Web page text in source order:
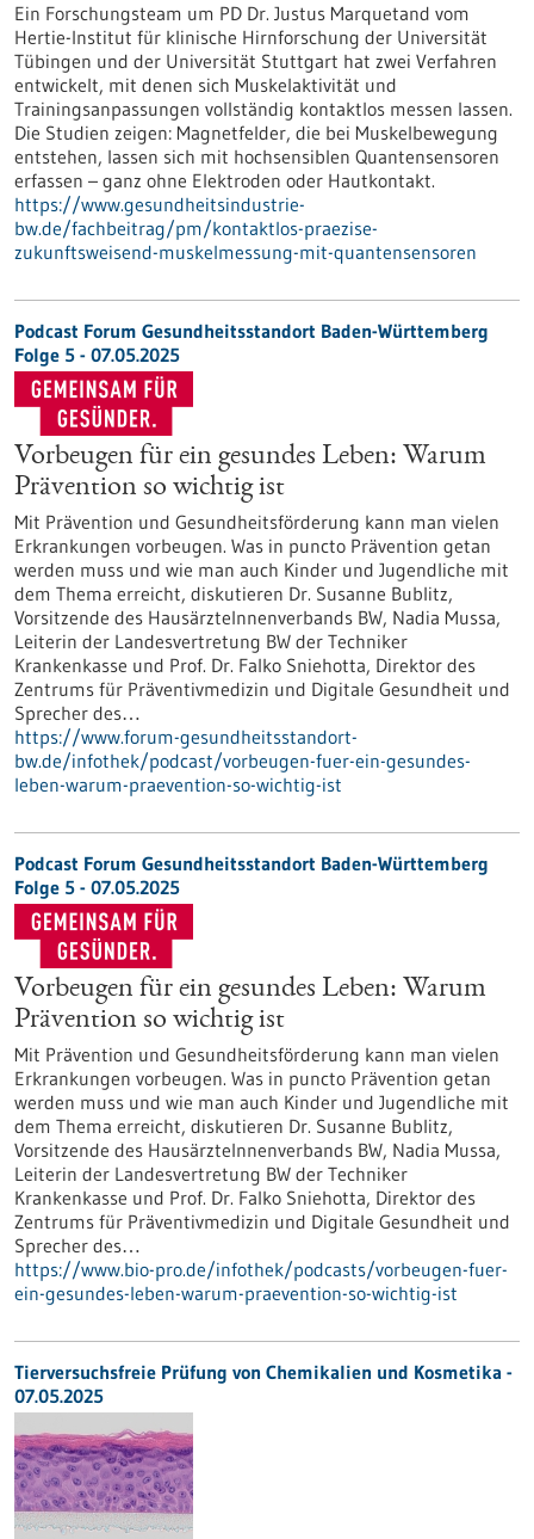
Ein Forschungsteam um PD Dr. Justus Marquetand vom
Hertie-Institut für klinische Hirnforschung der Universität
Tübingen und der Universität Stuttgart hat zwei Verfahren
entwickelt, mit denen sich Muskelaktivität und
Trainingsanpassungen vollständig kontaktlos messen lassen.
Die Studien zeigen: Magnetfelder, die bei Muskelbewegung
entstehen, lassen sich mit hochsensiblen Quantensensoren
erfassen – ganz ohne Elektroden oder Hautkontakt.
https://www.gesundheitsindustrie-
bw.de/fachbeitrag/pm/kontaktlos-praezise-
zukunftsweisend-muskelmessung-mit-quantensensoren
Podcast Forum Gesundheitsstandort Baden-Württemberg
Folge 5 - 07.05.2025
Vorbeugen für ein gesundes Leben: Warum
Prävention so wichtig ist
Mit Prävention und Gesundheitsförderung kann man vielen
Erkrankungen vorbeugen. Was in puncto Prävention getan
werden muss und wie man auch Kinder und Jugendliche mit
dem Thema erreicht, diskutieren Dr. Susanne Bublitz,
Vorsitzende des HausärzteInnenverbands BW, Nadia Mussa,
Leiterin der Landesvertretung BW der Techniker
Krankenkasse und Prof. Dr. Falko Sniehotta, Direktor des
Zentrums für Präventivmedizin und Digitale Gesundheit und
Sprecher des…
https://www.forum-gesundheitsstandort-
bw.de/infothek/podcast/vorbeugen-fuer-ein-gesundes-
leben-warum-praevention-so-wichtig-ist
Podcast Forum Gesundheitsstandort Baden-Württemberg
Folge 5 - 07.05.2025
Vorbeugen für ein gesundes Leben: Warum
Prävention so wichtig ist
Mit Prävention und Gesundheitsförderung kann man vielen
Erkrankungen vorbeugen. Was in puncto Prävention getan
werden muss und wie man auch Kinder und Jugendliche mit
dem Thema erreicht, diskutieren Dr. Susanne Bublitz,
Vorsitzende des HausärzteInnenverbands BW, Nadia Mussa,
Leiterin der Landesvertretung BW der Techniker
Krankenkasse und Prof. Dr. Falko Sniehotta, Direktor des
Zentrums für Präventivmedizin und Digitale Gesundheit und
Sprecher des…
https://www.bio-pro.de/infothek/podcasts/vorbeugen-fuer-
ein-gesundes-leben-warum-praevention-so-wichtig-ist
Tierversuchsfreie Prüfung von Chemikalien und Kosmetika -
07.05.2025